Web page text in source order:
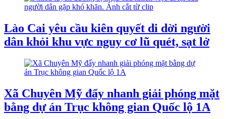
Lào Cai yêu cầu kiên quyết di dời người
dân khỏi khu vực nguy cơ lũ quét, sạt lở
Xã Chuyên Mỹ đẩy nhanh giải phóng mặt
bằng dự án Trục không gian Quốc lộ 1A